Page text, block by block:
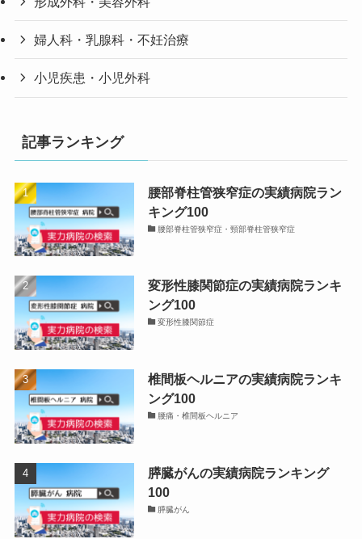
婦人科・乳腺科・不妊治療
小児疾患・小児外科
記事ランキング
腰部脊柱管狭窄症の実績病院ラン
キング100
腰部脊柱管狭窄症・頸部脊柱管狭窄症
変形性膝関節症の実績病院ランキ
ング100
変形性膝関節症
椎間板ヘルニアの実績病院ランキ
ング100
腰痛・椎間板ヘルニア
膵臓がんの実績病院ランキング
100
膵臓がん